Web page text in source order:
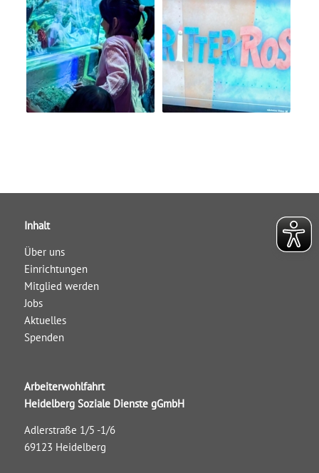
Inhalt
Über uns
Einrichtungen
Mitglied werden
Jobs
Aktuelles
Spenden
Arbeiterwohlfahrt
Heidelberg Soziale Dienste gGmbH
Adlerstraße 1/5 -1/6
69123 Heidelberg